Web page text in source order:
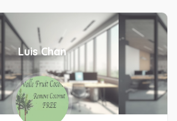
Luis Chan